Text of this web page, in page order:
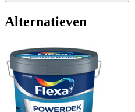
Alternatieven